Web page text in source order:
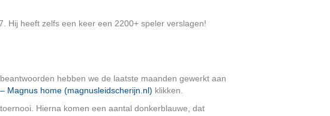
Hij heeft zelfs een keer een 2200+ speler verslagen!
hebben we de laatste maanden gewerkt aan
Magnus home (magnusleidscherijn.nl) klikken.
Hierna komen een aantal donkerblauwe, dat